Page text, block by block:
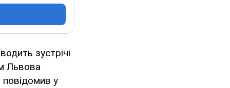
зустрічі
Львова
у